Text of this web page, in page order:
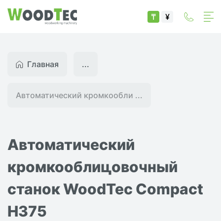
₸ ¥
Главная
Автоматический кромкообли ...
...
Автоматический
кромкооблицовочный
станок WoodTec Compact
H375